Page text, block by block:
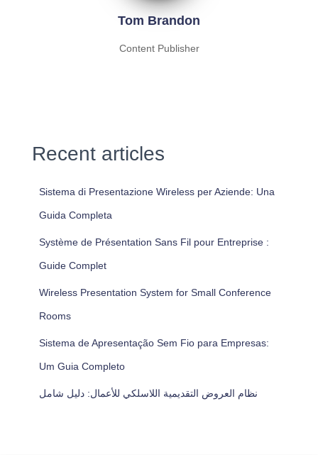
Tom Brandon
Content Publisher
Recent articles
Sistema di Presentazione Wireless per Aziende: Una
Guida Completa
Système de Présentation Sans Fil pour Entreprise :
Guide Complet
Wireless Presentation System for Small Conference
Rooms
Sistema de Apresentação Sem Fio para Empresas:
Um Guia Completo
نظام العروض التقديمية اللاسلكي للأعمال: دليل شامل